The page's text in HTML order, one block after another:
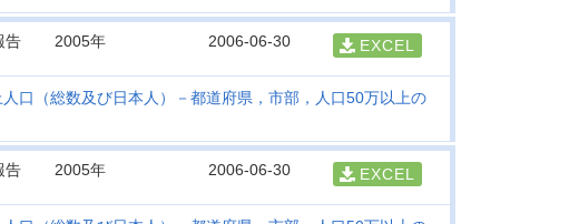
告
2005年 2006-06-30 EXCEL
口（総数及び日本人）－都道府県，市部，人口50万以上の
告
2005年 2006-06-30 EXCEL